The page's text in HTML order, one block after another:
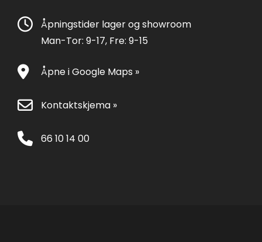
Åpningstider lager og showroom
Man-Tor: 9-17, Fre: 9-15
Åpne i Google Maps »
Kontaktskjema »
66 10 14 00